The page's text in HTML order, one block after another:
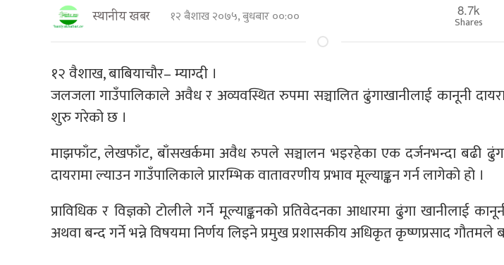
स्थानीय खबर १२ बैशाख २०७५, बुधबार ००:०० 8.7k
Shares
१२ वैशाख, बाबियाचौर– म्याग्दी ।
जलजला गाउँपालिकाले अवैध र अव्यवस्थित रुपमा सञ्चालित ढुंगाखानीलाई कानूनी
शुरु गरेको छ ।
माझफाँट, लेखफाँट, बाँसखर्कमा अवैध रुपले सञ्चालन भइरहेका एक दर्जनभन्दा बढी
दायरामा ल्याउन गाउँपालिकाले प्रारम्भिक वातावरणीय प्रभाव मूल्याङ्कन गर्न लागेको हो ।
प्राविधिक र विज्ञको टोलीले गर्ने मूल्याङ्कनको प्रतिवेदनका आधारमा ढुंगा खानीलाई
अथवा बन्द गर्ने भन्ने विषयमा निर्णय लिइने प्रमुख प्रशासकीय अधिकृत कृष्णप्रसाद गौतमले